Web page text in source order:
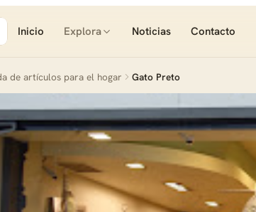
Inicio Explora Noticias Contacto
de artículos para el hogar Gato Preto